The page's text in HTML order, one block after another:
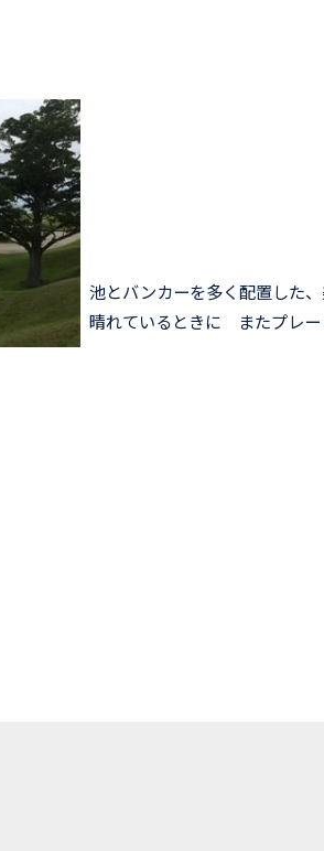
池とバンカーを多く配置した
晴れているときに またプレー